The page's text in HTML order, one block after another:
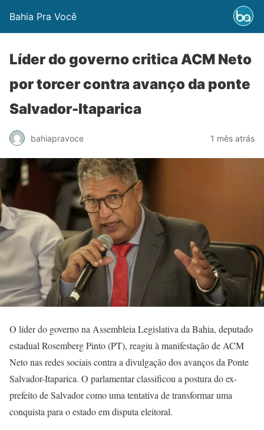
Bahia Pra Você
Líder do governo critica ACM Neto
por torcer contra avanço da ponte
Salvador-Itaparica
bahiapravoce 1 mês atrás
O líder do governo na Assembleia Legislativa da Bahia, deputado
estadual Rosemberg Pinto (PT), reagiu à manifestação de ACM
Neto nas redes sociais contra a divulgação dos avanços da Ponte
Salvador-Itaparica. O parlamentar classificou a postura do ex-
prefeito de Salvador como uma tentativa de transformar uma
conquista para o estado em disputa eleitoral.